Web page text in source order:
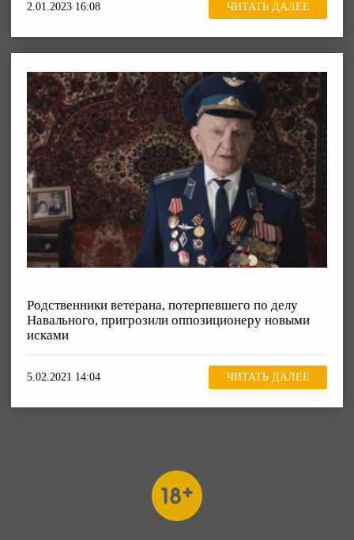
2.01.2023 16:08 ЧИТАТЬ ДАЛЕЕ
Родственники ветерана, потерпевшего по делу
Навального, пригрозили оппозиционеру новыми
исками
5.02.2021 14:04 ЧИТАТЬ ДАЛЕЕ